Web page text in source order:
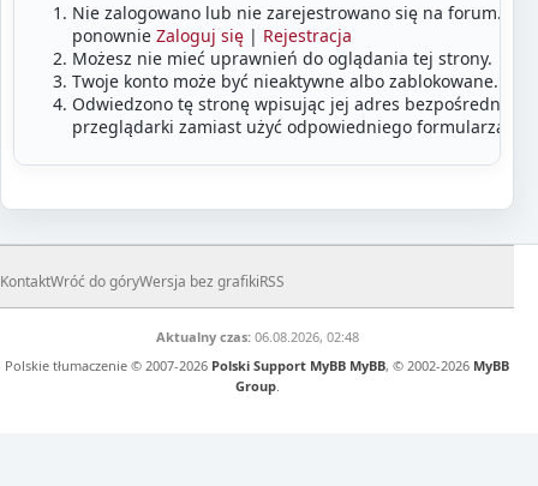
Nie zalogowano lub nie zarejestrowano się na forum.
ponownie Zaloguj się | Rejestracja
Możesz nie mieć uprawnień do oglądania tej strony.
Twoje konto może być nieaktywne albo zablokowane.
Odwiedzono tę stronę wpisując jej adres bezpośrednio w
przeglądarki zamiast użyć odpowiedniego formularza
KontaktWróć do góryWersja bez grafikiRSS
Aktualny czas:06.08.2026, 02:48
Polskie tłumaczenie © 2007-2026 Polski Support MyBB MyBB, © 2002-2026 MyBB
Group.